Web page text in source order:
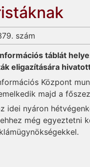
szám
táblát
eligazítására
Központ
majd a
idei nyáron
még egyeztetni